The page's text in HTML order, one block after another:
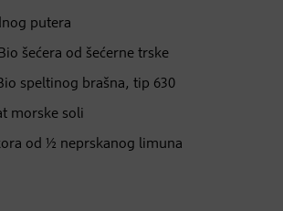
putera
šećera od šećerne trske
speltinog brašna, tip 630
morske soli
od ½ neprskanog limuna